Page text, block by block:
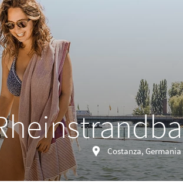
Costanza, Germania